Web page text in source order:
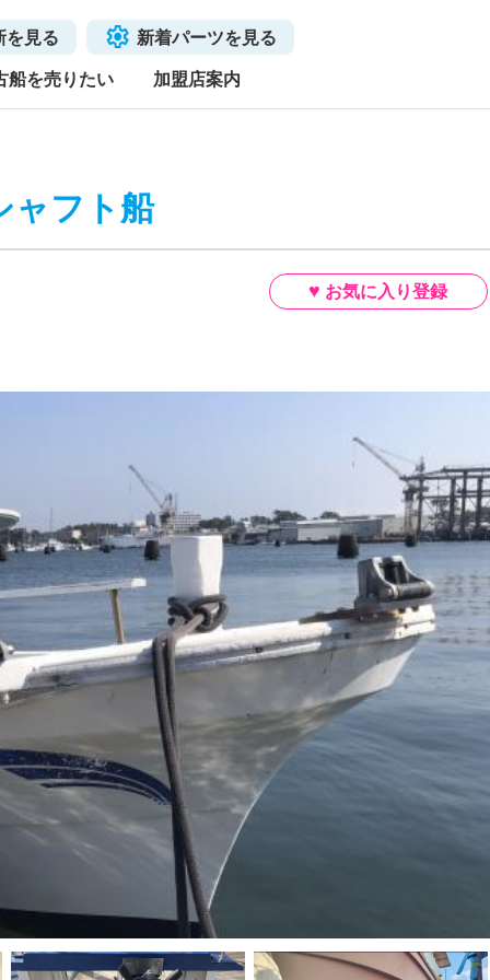
を見る 新着パーツを見る
船を売りたい 加盟店案内
ャフト船